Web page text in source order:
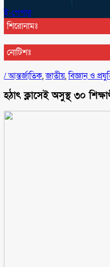
ই-পেপার
শিরোনামঃ
নোটিশঃ
/আন্তর্জাতিক,জাতীয়,বিজ্ঞান ও
হঠাৎ ক্লাসেই অসুস্থ ৩০